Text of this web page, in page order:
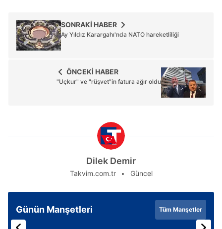
SONRAKİ HABER
Ay Yıldız Karargahı'nda NATO hareketliliği
ÖNCEKİ HABER
"Uçkur" ve "rüşvet"in fatura ağır oldu
Dilek Demir
Takvim.com.tr Güncel
Günün Manşetleri Tüm Manşetler